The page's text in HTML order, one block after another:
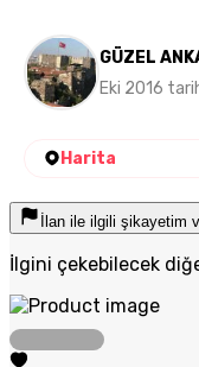
GÜZEL
Eki 2016
Harita
İlan ile ilgili şikayetim
İlgini çekebilecek